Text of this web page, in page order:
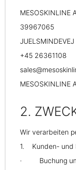
MESOSKINLINE
39967065
+45 26361108
MESOSKINLINE
2.
Wir verarbeiten
1. Kunden- und
· Buchung und